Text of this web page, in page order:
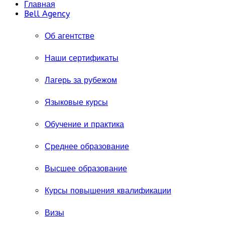
Главная
Bell Agency
Об агентстве
Наши сертификаты
Лагерь за рубежом
Языковые курсы
Обучение и практика
Среднее образование
Высшее образование
Курсы повышения квалификации
Визы